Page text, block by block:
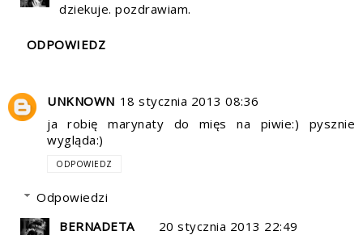
dziekuje. pozdrawiam.
ODPOWIEDZ
UNKNOWN 18 stycznia 2013 08:36
ja robię marynaty do mięs na piwie:) pysznie
wygląda:)
ODPOWIEDZ
Odpowiedzi
BERNADETA
20 stycznia 2013 22:49